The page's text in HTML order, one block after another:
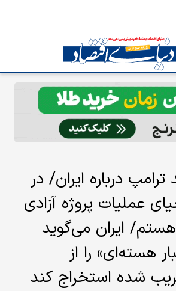
درباره ایران/ در
عملیات پروژه آزادی
ایران می‌گوید
هسته‌ای» را از
شده استخراج کند